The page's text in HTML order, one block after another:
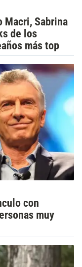
Macri, Sabrina
de los
más top
con
muy